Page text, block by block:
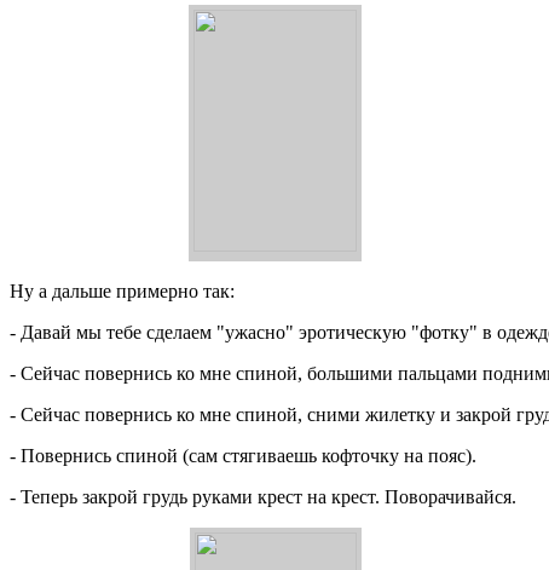
Ну а дальше примерно так:
- Давай мы тебе сделаем "ужасно" эротическую "фотку" в
- Сейчас повернись ко мне спиной, большими пальцами
- Сейчас повернись ко мне спиной, сними жилетку и закрой
- Повернись спиной (сам стягиваешь кофточку на пояс).
- Теперь закрой грудь руками крест на крест. Поворачивайся.